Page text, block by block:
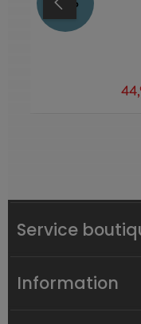
Service
Information